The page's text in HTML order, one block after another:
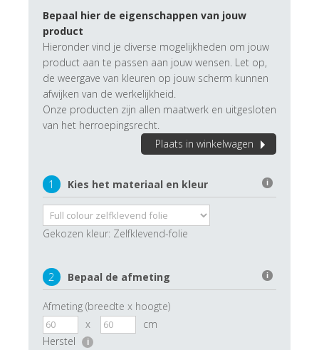
Bepaal hier de eigenschappen van jouw
product
Hieronder vind je diverse mogelijkheden om jouw
product aan te passen aan jouw wensen. Let op,
de weergave van kleuren op jouw scherm kunnen
afwijken van de werkelijkheid.
Onze producten zijn allen maatwerk en uitgesloten
van het herroepingsrecht.
Plaats in winkelwagen
1 Kies het materiaal en kleur i
Gekozen kleur: Zelfklevend-folie
2 Bepaal de afmeting i
Afmeting (breedte x hoogte)
x
cm
Herstel
i